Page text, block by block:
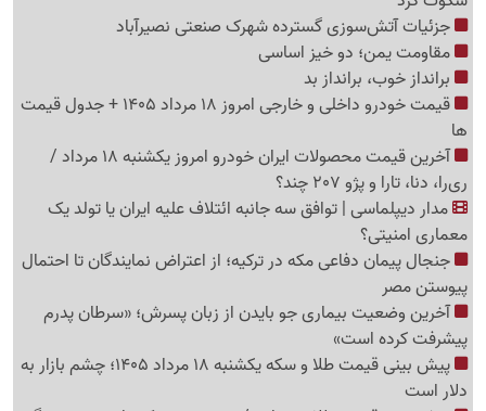
جزئیات آتش‌سوزی گسترده شهرک صنعتی نصیرآباد
مقاومت یمن؛ دو خیز اساسی
برانداز خوب، برانداز بد
قیمت خودرو داخلی و خارجی امروز 18 مرداد 1405 + جدول قیمت
ها
آخرین قیمت محصولات ایران خودرو امروز یکشنبه 18 مرداد /
ری‌را، دنا، تارا و پژو 207 چند؟
مدار دیپلماسی | توافق سه جانبه ائتلاف علیه ایران یا تولد یک
معماری امنیتی؟
جنجال پیمان دفاعی مکه در ترکیه؛ از اعتراض نمایندگان تا احتمال
پیوستن مصر
آخرین وضعیت بیماری جو بایدن از زبان پسرش؛ «سرطان پدرم
پیشرفت کرده است»
پیش بینی قیمت طلا و سکه یکشنبه 18 مرداد 1405؛ چشم بازار به
دلار است